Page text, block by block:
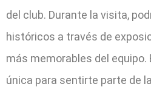
del club. Durante la visita,
históricos a través de
más memorables del equipo.
única para sentirte parte de